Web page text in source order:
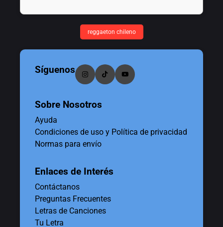
reggaeton chileno
Síguenos
Sobre Nosotros
Ayuda
Condiciones de uso y Política de privacidad
Normas para envío
Enlaces de Interés
Contáctanos
Preguntas Frecuentes
Letras de Canciones
Tu Letra